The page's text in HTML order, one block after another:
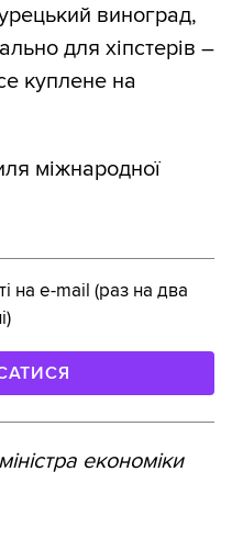
виноград,
для хіпстерів –
куплене на
міжнародної
на e-mail (раз на два
економіки